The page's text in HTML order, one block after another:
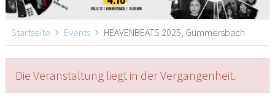
Startseite Events HEAVENBEATS 2025, Gummersbach
Die Veranstaltung liegt in der Vergangenheit.